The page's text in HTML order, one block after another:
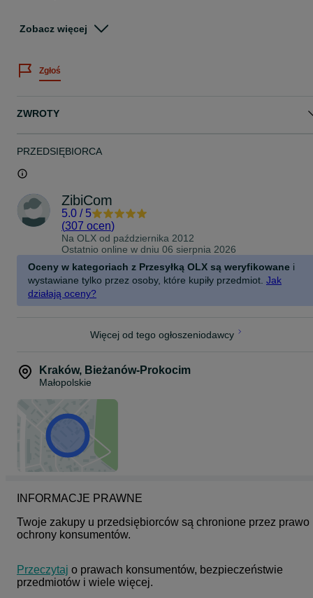
ZAMÓWIENIA/PRZYJAZDEM W CELU POTWIERDZENIA
Oferujesz zamianę? Masz w domu niepotrzebne gry? Przynieś je w
Prowadzimy skup, sprzedaż oraz wymianę gier na konsole PS2,
promocje oraz wiele wiele więcej!
Zapraszamy na nasze pozostałe ogłoszenia !
W przypadku chęci kupna kilku rzeczy z kilku aukcji, prosimy o
kontakt.
Zobacz więcej
Zgłoś
ZWROTY
PRZEDSIĘBIORCA
ZibiCom
5.0 / 5
(307 ocen)
Na OLX od października 2012
Ostatnio online w dniu 06 sierpnia 2026
Oceny w kategoriach z Przesyłką OLX są weryfikowane i
wystawiane tylko przez osoby, które kupiły przedmiot. Jak
działają oceny?
Więcej od tego ogłoszeniodawcy
Kraków, Bieżanów-Prokocim
Małopolskie
INFORMACJE PRAWNE
Twoje zakupy u przedsiębiorców są chronione przez prawo
ochrony konsumentów.
Przeczytaj o prawach konsumentów, bezpieczeństwie
przedmiotów i wiele więcej.